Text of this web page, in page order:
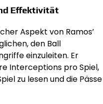
Effektivität
Aspekt von Ramos’
den Ball
einzuleiten. Er
Interceptions pro Spiel,
zu lesen und die Pässe